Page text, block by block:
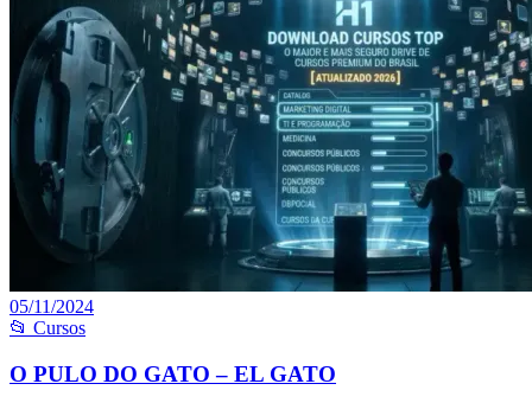
05/11/2024
📂 Cursos
O PULO DO GATO – EL GATO